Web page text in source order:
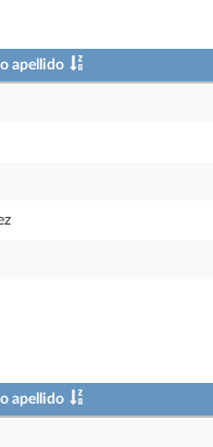
apellido
apellido